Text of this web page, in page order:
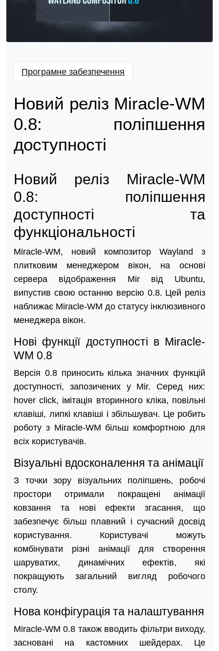
Програмне забезпечення
Новий реліз Miracle-WM
0.8: поліпшення
доступності
Новий реліз Miracle-WM
0.8: поліпшення
доступності та
функціональності
Miracle-WM, новий композитор Wayland з
плитковим менеджером вікон, на основі
сервера відображення Mir від Ubuntu,
випустив свою останню версію 0.8. Цей реліз
наближає Miracle-WM до статусу інклюзивного
менеджера вікон.
Нові функції доступності в Miracle-
WM 0.8
Версія 0.8 приносить кілька значних функцій
доступності, запозичених у Mir. Серед них:
hover click, імітація вторинного кліка, повільні
клавіші, липкі клавіші і збільшувач. Це робить
роботу з Miracle-WM більш комфортною для
всіх користувачів.
Візуальні вдосконалення та анімації
З точки зору візуальних поліпшень, робочі
простори отримали покращені анімації
ковзання та нові ефекти згасання, що
забезпечує більш плавний і сучасний досвід
користування. Користувачі можуть
комбінувати різні анімації для створення
шаруватих, динамічних ефектів, які
покращують загальний вигляд робочого
столу.
Нова конфігурація та налаштування
Miracle-WM 0.8 також вводить фільтри виходу,
засновані на кастомних шейдерах. Це